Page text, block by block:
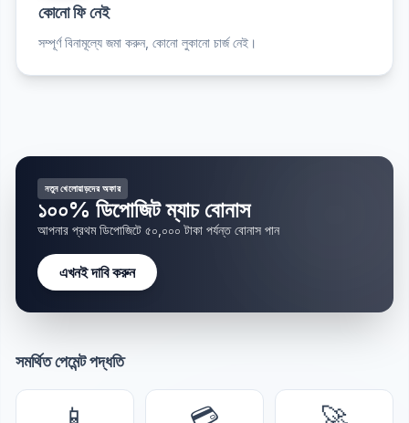
কোনো ফি নেই
সম্পূর্ণ বিনামূল্যে জমা করুন, কোনো লুকানো চার্জ নেই।
নতুন খেলোয়াড়দের অফার
১০০% ডিপোজিট ম্যাচ বোনাস
আপনার প্রথম ডিপোজিটে ৫০,০০০ টাকা পর্যন্ত বোনাস পান
এখনই দাবি করুন
সমর্থিত পেমেন্ট পদ্ধতি